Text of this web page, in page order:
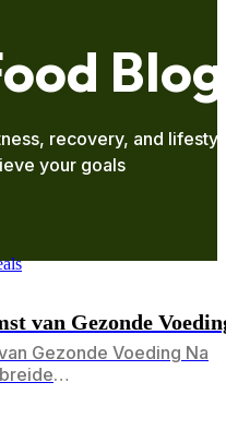
Blog
recovery, and
your goals
van Gezonde
Gezonde Voeding Na
om dieper in te gaan op